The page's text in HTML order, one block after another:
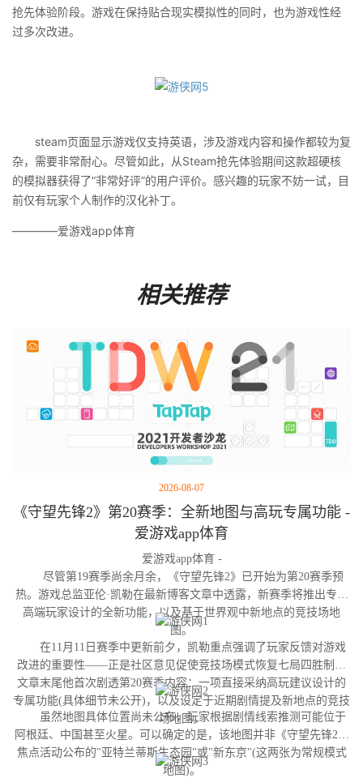
抢先体验阶段。游戏在保持贴合现实模拟性的同时，也为游戏性经
过多次改进。
steam页面显示游戏仅支持英语，涉及游戏内容和操作都较为复
杂，需要非常耐心。尽管如此，从Steam抢先体验期间这款超硬核
的模拟器获得了“非常好评”的用户评价。感兴趣的玩家不妨一试，目
前仅有玩家个人制作的汉化补丁。
————爱游戏app体育
相关推荐
2026-08-07
《守望先锋2》第20赛季：全新地图与高玩专属功能 -
爱游戏app体育
爱游戏app体育 -
尽管第19赛季尚余月余，《守望先锋2》已开始为第20赛季预
热。游戏总监亚伦·凯勒在最新博客文章中透露，新赛季将推出专为
高端玩家设计的全新功能，以及基于世界观中新地点的竞技场地
图。
在11月11日赛季中更新前夕，凯勒重点强调了玩家反馈对游戏
改进的重要性——正是社区意见促使竞技场模式恢复七局四胜制。
文章末尾他首次剧透第20赛季内容：一项直接采纳高玩建议设计的
专属功能(具体细节未公开)，以及设定于近期剧情提及新地点的竞技
场地图。
虽然地图具体位置尚未公布，玩家根据剧情线索推测可能位于
阿根廷、中国甚至火星。可以确定的是，该地图并非《守望先锋2》
焦点活动公布的"亚特兰蒂斯生态园"或"新东京"(这两张为常规模式
地图)。